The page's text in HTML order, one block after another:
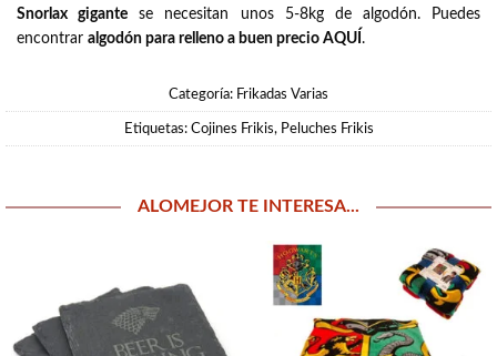
Snorlax gigante se necesitan unos 5-8kg de algodón. Puedes
encontrar algodón para relleno a buen precio AQUÍ .
Categoría: Frikadas Varias
Etiquetas: Cojines Frikis, Peluches Frikis
ALOMEJOR TE INTERESA...